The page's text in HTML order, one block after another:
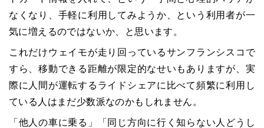
なくなり、手軽に利用してみようか、という利用者が一
気に増えるのではないか、と思います。
これだけウェイモが走り回っているサンフランシスコで
すら、移動できる距離が限定的なせいもありますが、実
際に人間が運転するライドシェアに比べて頻繁に利用し
ている人はまだ少数派なのかもしれません。
「他人の車に乗る」「同じ方向に行く知らない人どうし